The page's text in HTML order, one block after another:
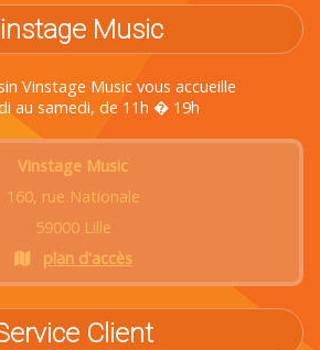
Music
Vinstage Music vous accueille
au samedi, de 11h � 19h
Vinstage Music
160, rue Nationale
59000 Lille
plan d'accès
Client